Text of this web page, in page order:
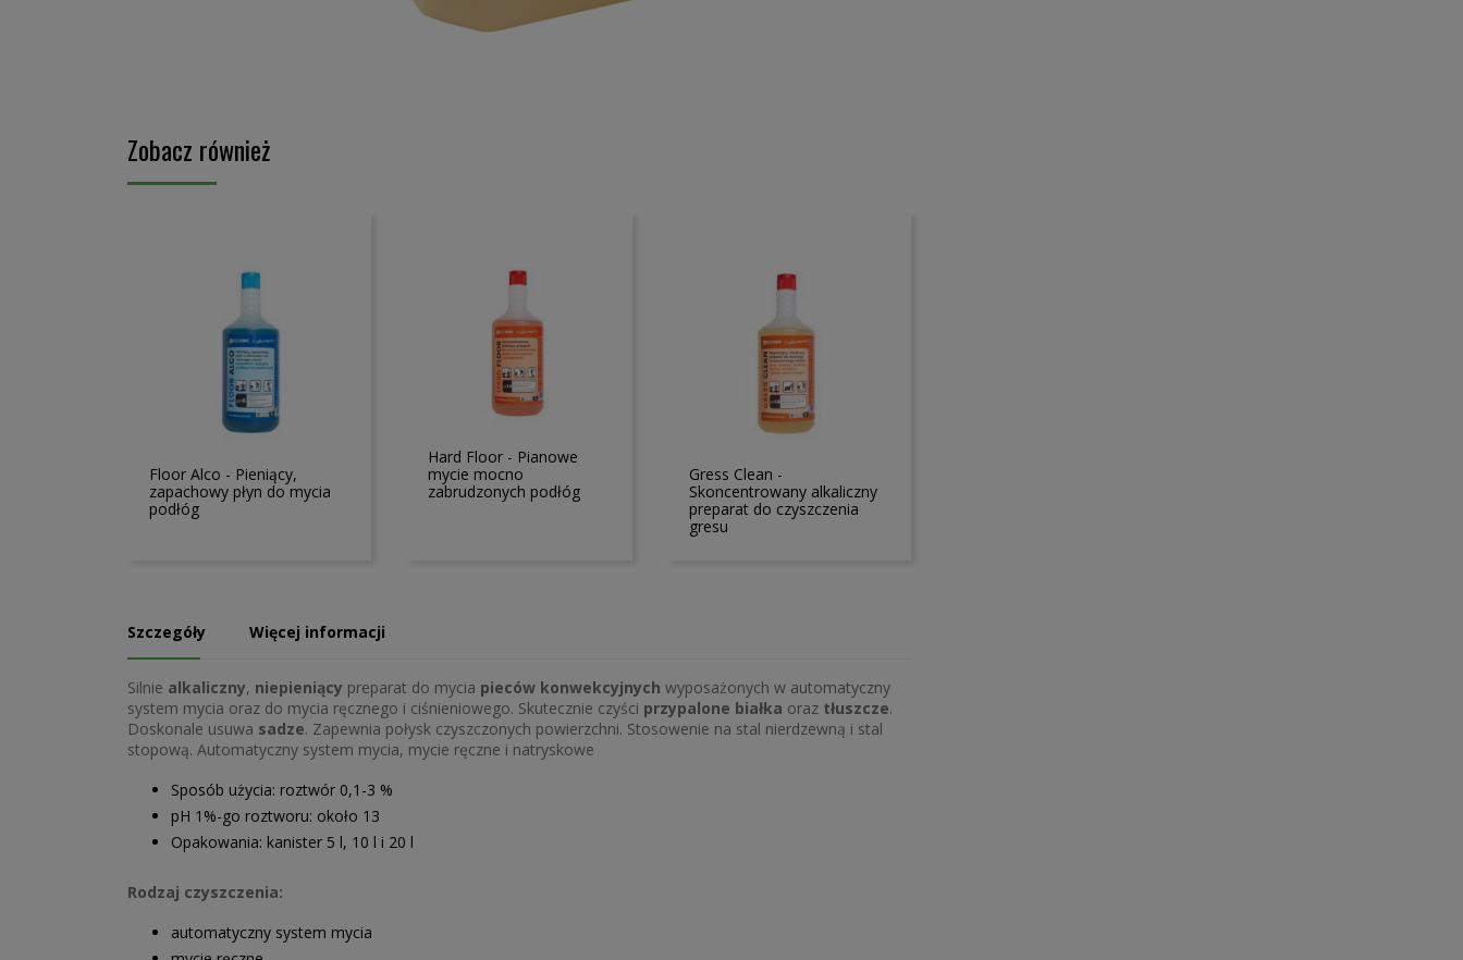
beginning
of
Zobacz również
Floor Alco - Pieniący,
zapachowy płyn do mycia
podłóg
Hard Floor - Pianowe
mycie mocno
zabrudzonych podłóg
Gress Clean -
Skoncentrowany alkaliczny
preparat do czyszczenia
gresu
Szczegóły
Silnie alkaliczny, niepieniący preparat do mycia pieców konwekcyjnych wyposażonych w automatyczny
system mycia oraz do mycia ręcznego i ciśnieniowego. Skutecznie czyści przypalone białka oraz tłuszcze.
Doskonale usuwa sadze. Zapewnia połysk czyszczonych powierzchni. Stosowenie na stal nierdzewną i stal
stopową. Automatyczny system mycia, mycie ręczne i natryskowe
Sposób użycia: roztwór 0,1-3 %
pH 1%-go roztworu: około 13
Opakowania: kanister 5 l, 10 l i 20 l
Rodzaj czyszczenia:
automatyczny system mycia
Więcej informacji